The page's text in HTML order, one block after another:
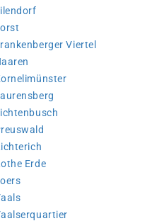
Viertel
Erde